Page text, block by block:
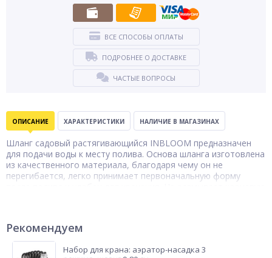
ВСЕ СПОСОБЫ ОПЛАТЫ
ПОДРОБНЕЕ О ДОСТАВКЕ
ЧАСТЫЕ ВОПРОСЫ
ОПИСАНИЕ ХАРАКТЕРИСТИКИ НАЛИЧИЕ В МАГАЗИНАХ
Шланг садовый растягивающийся INBLOOM предназначен
для подачи воды к месту полива. Основа шланга изготовлена
из качественного материала, благодаря чему он не
перегибается, легко принимает первоначальную форму
Тип товара
INBLOOM
Рекомендуем
Набор для крана: аэратор-насадка 3